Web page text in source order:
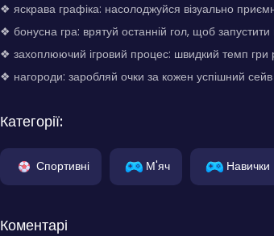
❖ яскрава графіка: насолоджуйся візуально
❖ бонусна гра: врятуй останній гол, щоб
❖ захоплюючий ігровий процес: швидкий темп гри
❖ нагороди: заробляй очки за кожен успішний сейв
Категорії:
Спортивні М'яч Навички
Коментарі